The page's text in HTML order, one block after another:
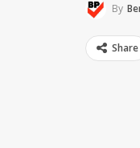
By
Share